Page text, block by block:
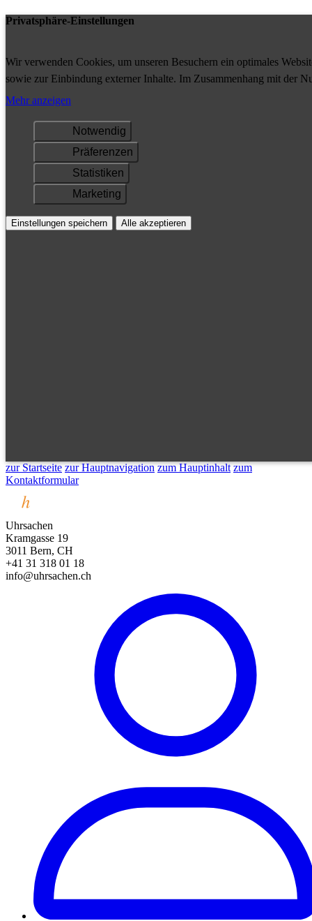
Privatsphäre-Einstellungen
Wir verwenden Cookies, um unseren Besuchern ein optimales
sowie zur Einbindung externer Inhalte. Im Zusammenhang mit der
Ihrem Gerät gespeichert und/oder abgerufen.
Mehr anzeigen
Notwendig
Präferenzen
Statistiken
Marketing
Einstellungen speichern Alle akzeptieren
zur Startseite zur Hauptnavigation zum Hauptinhalt zum
Kontaktformular
Uhrsachen
Kramgasse 19
3011 Bern, CH
+41 31 318 01 18
info@uhrsachen.ch